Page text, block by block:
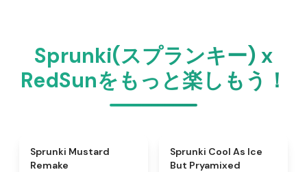
Sprunki(スプランキー) x
RedSunをもっと楽しもう！
Sprunki Mustard
Remake
Sprunki Cool As Ice
But Pryamixed